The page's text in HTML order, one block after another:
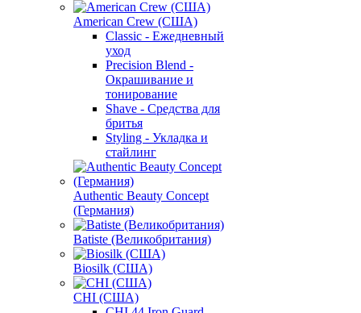
American Crew (США)
Classic - Ежедневный
уход
Precision Blend -
Окрашивание и
тонирование
Shave - Средства для
бритья
Styling - Укладка и
стайлинг
Authentic Beauty Concept
(Германия)
Batiste (Великобритания)
Biosilk (США)
CHI (США)